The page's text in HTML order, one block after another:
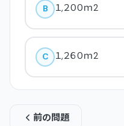
B １,２００ｍ2
C １,２６０ｍ2
前の問題